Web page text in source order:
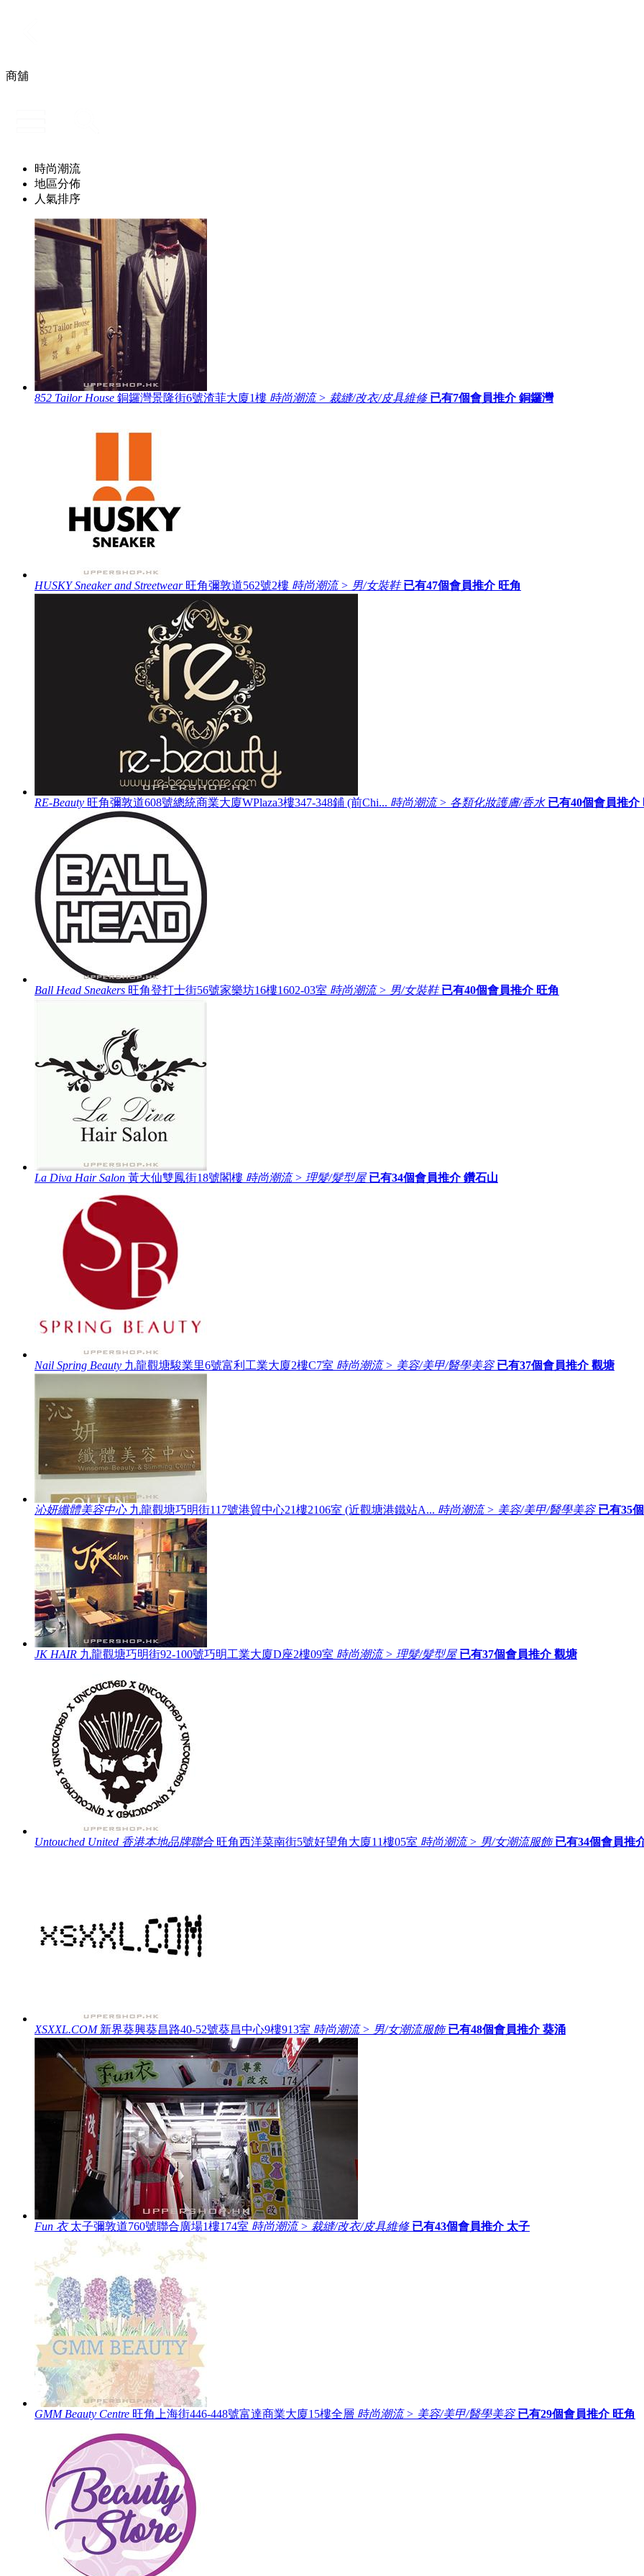
商舖
時尚潮流
地區分佈
人氣排序
852 Tailor House 銅鑼灣景隆街6號渣菲大廈1樓 時尚潮流 > 裁縫/改衣/皮具維修 已有7個會員推介 銅鑼灣
HUSKY Sneaker and Streetwear 旺角彌敦道562號2樓 時尚潮流 > 男/女裝鞋 已有47個會員推介 旺角
RE-Beauty 旺角彌敦道608號總統商業大廈WPlaza3樓347-348鋪 (前Chi... 時尚潮流 > 各類化妝護膚/香水 已有40個會員推介
Ball Head Sneakers 旺角登打士街56號家樂坊16樓1602-03室 時尚潮流 > 男/女裝鞋 已有40個會員推介 旺角
La Diva Hair Salon 黃大仙雙鳳街18號閣樓 時尚潮流 > 理髮/髮型屋 已有34個會員推介 鑽石山
Nail Spring Beauty 九龍觀塘駿業里6號富利工業大廈2樓C7室 時尚潮流 > 美容/美甲/醫學美容 已有37個會員推介 觀塘
沁妍纖體美容中心 九龍觀塘巧明街117號港貿中心21樓2106室 (近觀塘港鐵站A... 時尚潮流 > 美容/美甲/醫學美容 已有35
JK HAIR 九龍觀塘巧明街92-100號巧明工業大廈D座2樓09室 時尚潮流 > 理髮/髮型屋 已有37個會員推介 觀塘
Untouched United 香港本地品牌聯合 旺角西洋菜南街5號好望角大廈11樓05室 時尚潮流 > 男/女潮流服飾 已有34個會員推
XSXXL.COM 新界葵興葵昌路40-52號葵昌中心9樓913室 時尚潮流 > 男/女潮流服飾 已有48個會員推介 葵涌
Fun 衣 太子彌敦道760號聯合廣場1樓174室 時尚潮流 > 裁縫/改衣/皮具維修 已有43個會員推介 太子
GMM Beauty Centre 旺角上海街446-448號富達商業大廈15樓全層 時尚潮流 > 美容/美甲/醫學美容 已有29個會員推介 旺角